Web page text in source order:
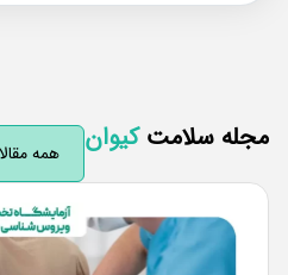
سلامتکیوان همه مقالات